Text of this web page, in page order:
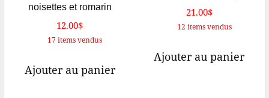
noisettes et romarin
12.00$
17 items vendus
Ajouter au panier
21.00$
12 items vendus
Ajouter au panier